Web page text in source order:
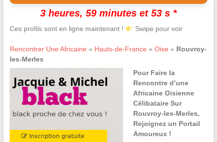
3 heures, 59 minutes et 53 s *
Ces profils sont en ligne maintenant ! Swipe pour voir
Rencontrer Une Africaine » Hauts-de-France » Oise » Rouvroy-
les-Merles
Pour Faire la
Rencontre d’une
Africaine Oisienne
Célibataire Sur
Rouvroy-les-Merles,
Rejoignez un Portail
Amoureux !